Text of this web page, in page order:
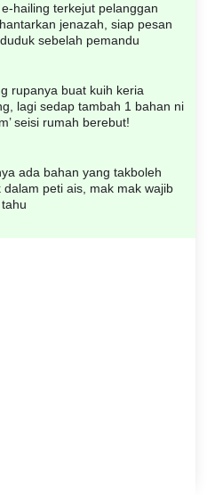
hailing terkejut pelanggan
jenazah, siap pesan
sebelah pemandu
rupanya buat kuih keria
lagi sedap tambah 1 bahan ni
seisi rumah berebut!
ada bahan yang takboleh
dalam peti ais, mak mak wajib